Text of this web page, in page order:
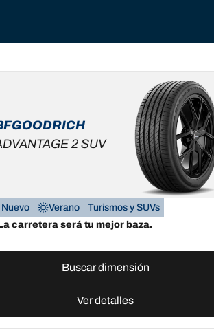
2 SUV
Nuevo Verano
Turismos y SUVs
carretera será tu mejor baza.
Buscar dimensión
Ver detalles